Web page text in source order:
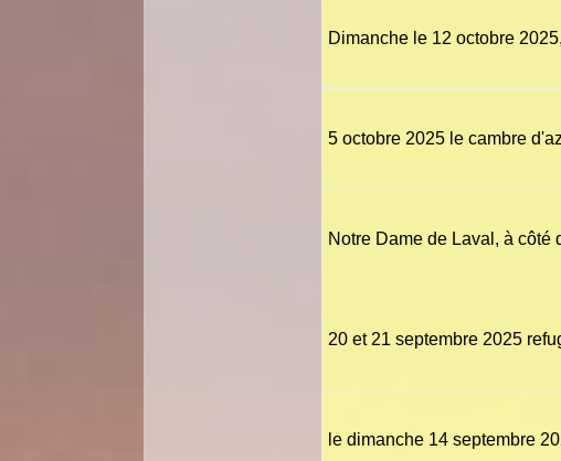
Dimanche le 12 octobre
5 octobre 2025 le cambre
Notre Dame de Laval, à
20 et 21 septembre 2025
le dimanche 14 septembre